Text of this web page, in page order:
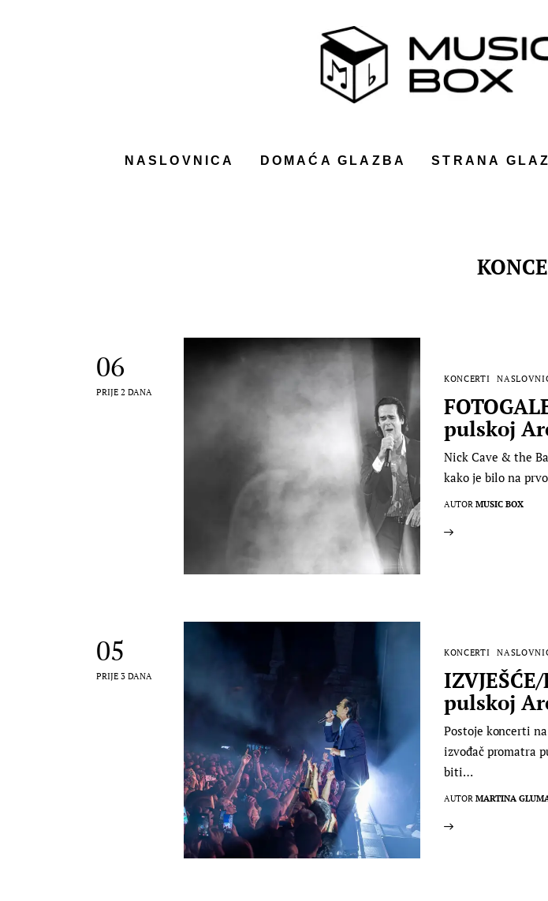
NASLOVNICA DOMAĆA GLAZBA STRANA
06
PRIJE 2 DANA
KONCERTI
pulskoj
Nick Cave & the
kako je bilo na
AUTOR MUSIC BOX
05
PRIJE 3 DANA
KONCERTI
pulskoj
Postoje koncerti
izvođač promatra
biti…
AUTOR MARTINA